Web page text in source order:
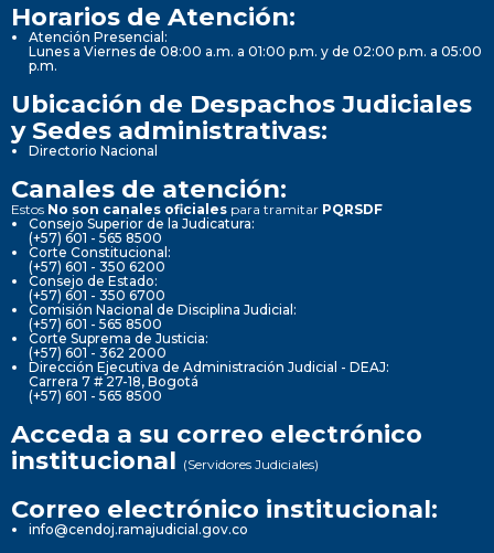
Horarios de Atención:
Atención Presencial:
Lunes a Viernes de 08:00 a.m. a 01:00 p.m. y de 02:00 p.m. a 05:00
p.m.
Ubicación de Despachos Judiciales
y Sedes administrativas:
Directorio Nacional
Canales de atención:
Estos No son canales oficiales para tramitar PQRSDF
Consejo Superior de la Judicatura:
(+57) 601 - 565 8500
Corte Constitucional:
(+57) 601 - 350 6200
Consejo de Estado:
(+57) 601 - 350 6700
Comisión Nacional de Disciplina Judicial:
(+57) 601 - 565 8500
Corte Suprema de Justicia:
(+57) 601 - 362 2000
Dirección Ejecutiva de Administración Judicial - DEAJ:
Carrera 7 # 27-18, Bogotá
(+57) 601 - 565 8500
Acceda a su correo electrónico
institucional (Servidores Judiciales)
Correo electrónico institucional:
info@cendoj.ramajudicial.gov.co